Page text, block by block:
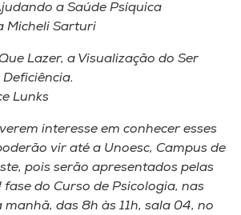
a Saúde Psíquica
Micheli Sarturi
Lazer, a Visualização do Ser
Lunks
interesse em conhecer esses
vir até a Unoesc, Campus de
pois serão apresentados pelas
fase do Curso de Psicologia, nas
das 8h às 11h, sala 04, no